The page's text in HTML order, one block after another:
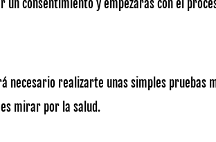
consentimiento y empezarás con el
necesario realizarte unas simples pruebas
mirar por la salud.